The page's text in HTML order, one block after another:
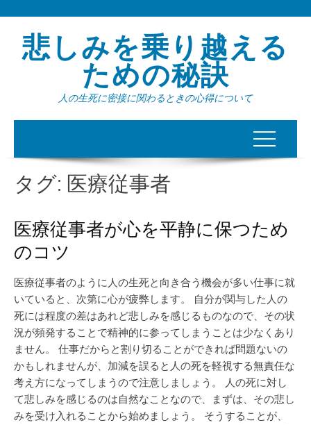
悲しみを乗り越える
ための秘訣
人の生死に密接に関わるときの心得について
タグ: 医療従事者
医療従事者が心を平静に保つため
のコツ
医療従事者のように人の生死と向き合う機会が多い仕事に就
いていると、次第に心が疲弊します。 自分が関与した人の
死には程度の差はあれど悲しみを感じるものなので、その状
況が頻発することで精神的に参ってしまうことは少なくあり
ません。 仕事だからと割り切ることができれば問題ないの
かもしれませんが、加減を誤ると人の死を軽視する無責任な
考え方になってしまうので注意しましょう。 人の死に対し
て悲しみを感じるのは自然なことなので、まずは、その悲し
みを受け入れることから始めましょう。 そうすることが、